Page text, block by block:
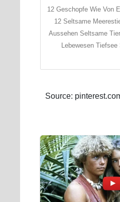
12 Geschopfe Wie Von
12 Seltsame
Aussehen Seltsame
Lebewesen
Source: